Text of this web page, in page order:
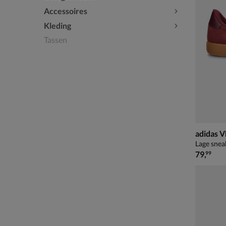
Accessoires
Kleding
Tassen
adidas
Lage
€ 79,99
79,99